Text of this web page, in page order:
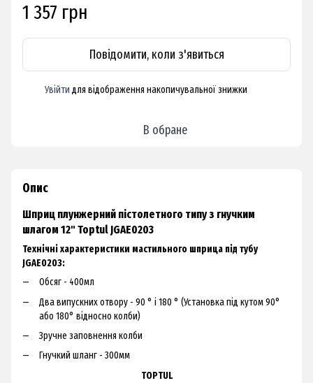
1 357 грн
Повідомити, коли з'явиться
Увійти для відображення накопичувальної знижки
В обране
Опис
Шприц плунжерний пістолетного типу з гнучким
шлагом 12" Toptul JGAE0203
Технічні характеристики мастильного шприца під тубу
JGAE0203:
Обсяг - 400мл
Два випускних отвору - 90 ° і 180 ° (Установка під кутом 90°
або 180° відносно колби)
Зручне заповнення колби
Гнучкий шланг - 300мм
TOPTUL